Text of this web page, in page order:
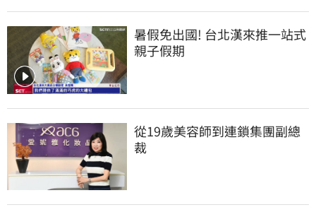
暑假免出國! 台北漢來推一站式
親子假期
從19歲美容師到連鎖集團副總
裁